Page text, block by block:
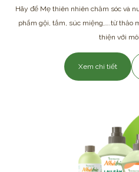
Hãy để Mẹ thiên nhiên chăm sóc và
phẩm gội, tắm, súc miệng,….từ thảo
thiện với
Xem chi tiết